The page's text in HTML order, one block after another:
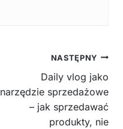
NASTĘPNY
Daily vlog jako
narzędzie sprzedażowe
– jak sprzedawać
produkty, nie